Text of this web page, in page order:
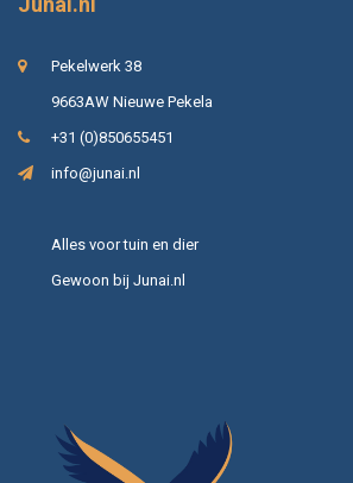
Pekelwerk 38
9663AW Nieuwe Pekela
+31 (0)850655451
info@junai.nl
Alles voor tuin en dier
Gewoon bij Junai.nl